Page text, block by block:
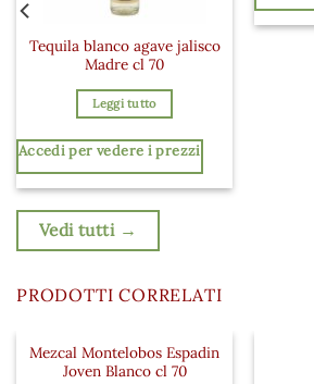
Tequila blanco agave jalisco
Madre cl 70
Leggi tutto
Accedi per vedere i prezzi
Vedi tutti →
PRODOTTI CORRELATI
Aggiungi ai preferiti
Mezcal Montelobos Espadin
Joven Blanco cl 70
ai preferiti